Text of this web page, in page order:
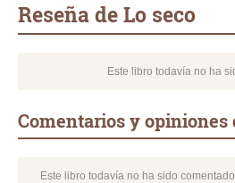
Reseña de Lo seco
Este libro todavía no ha
Comentarios y opiniones
Este libro todavía no ha sido